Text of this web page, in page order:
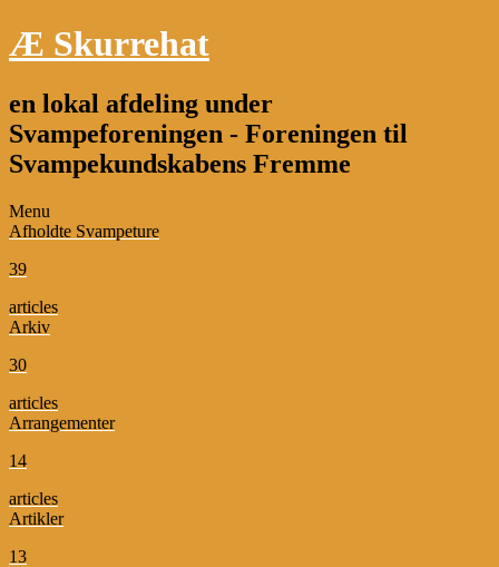
Æ Skurrehat
en lokal afdeling under
Svampeforeningen - Foreningen til
Svampekundskabens Fremme
Menu
Afholdte Svampeture
39
articles
Arkiv
30
articles
Arrangementer
14
articles
Artikler
13